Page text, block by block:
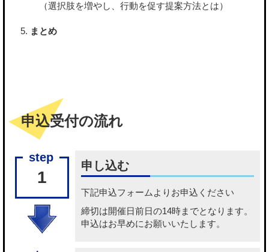
（選択肢を増やし、行動を促す提案方法とは）
まとめ
申込受付の流れ
1
申し込む
下記申込フォーム よりお申込ください
締切は開催日前日の14時までとなります。
申込はお早めにお願いいたします。